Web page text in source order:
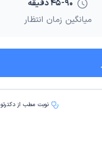
45-90 دقیقه
میانگین زمان انتظار
نوبت مطب از دکترتو